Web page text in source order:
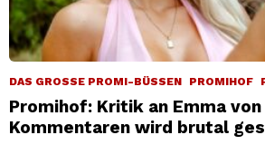
DAS GROSSE PROMI-BÜSSEN PROMIHOF
Promihof: Kritik an Emma von
Kommentaren wird brutal